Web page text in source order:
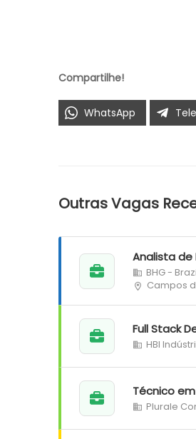
Compartilhe!
WhatsApp
Outras Vagas
Analista de
BHG -
Campos
Full Stack
HBI
Técnico
Plurale